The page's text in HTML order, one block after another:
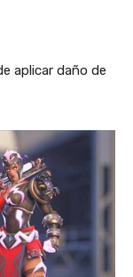
aplicar daño de